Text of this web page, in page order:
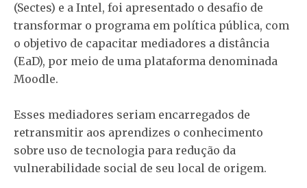
(Sectes) e a Intel, foi apresentado o desafio de
transformar o programa em política pública, com
o objetivo de capacitar mediadores a distância
(EaD), por meio de uma plataforma denominada
Moodle.
Esses mediadores seriam encarregados de
retransmitir aos aprendizes o conhecimento
sobre uso de tecnologia para redução da
vulnerabilidade social de seu local de origem.